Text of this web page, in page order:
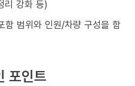
리 강화 등)
함 범위와 인원/차량 구성을 함
포인트